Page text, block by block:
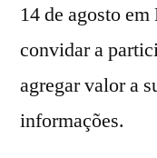
14 de agosto
convidar a
agregar valor a
informações.